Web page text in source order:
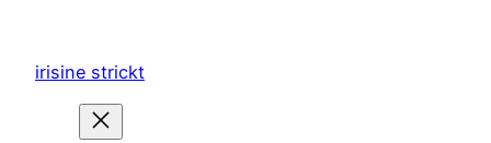
springen
irisine strickt